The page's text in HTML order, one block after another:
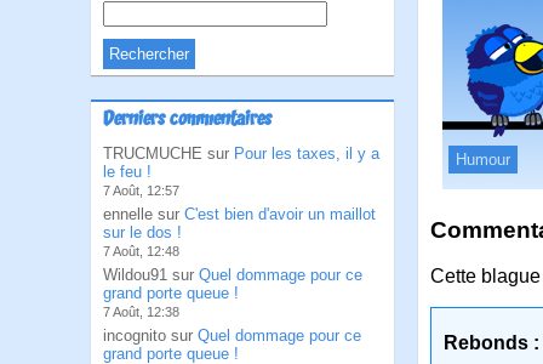
Derniers commentaires
TRUCMUCHE sur Pour les taxes, il y a
le feu !
7 Août, 12:57
ennelle sur C'est bien d'avoir un maillot
sur le dos !
7 Août, 12:48
Wildou91 sur Quel dommage pour ce
grand porte queue !
7 Août, 12:38
incognito sur Quel dommage pour ce
grand porte queue !
Humour
Cette
Rebonds :